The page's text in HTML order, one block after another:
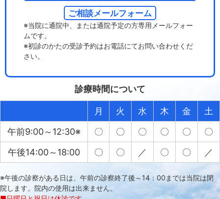
ご相談メールフォーム
※当院に通院中、または通院予定の方専用メールフォー
ムです。
※初診のかたの受診予約はお電話にてお問い合わせくだ
さい。
診療時間について
月 火 水 木 金
土
午前9:00～12:30※
〇 〇 〇 〇 〇
〇
午後14:00～18:00
〇 〇 ／ 〇 〇 ／
※午後の診察がある日は、午前の診察終了後～14：00までは当院は閉
院します。院内の使用は出来ません。